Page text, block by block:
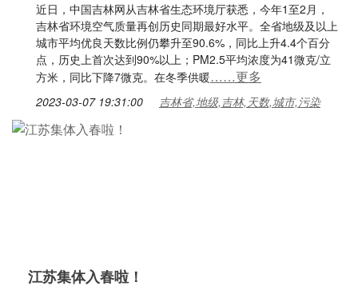
近日，中国吉林网从吉林省生态环境厅获悉，今年1至2月，
吉林省环境空气质量再创历史同期最好水平。全省地级及以上
城市平均优良天数比例仍攀升至90.6%，同比上升4.4个百分
点，历史上首次达到90%以上；PM2.5平均浓度为41微克/立
方米，同比下降7微克。在冬季供暖……更多
2023-03-07 19:31:00 吉林省,地级,吉林,天数,城市,污染
江苏集体入春啦！